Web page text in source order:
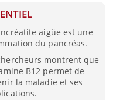
aigüe est une
du pancréas.
montrent que
B12 permet de
la maladie et ses